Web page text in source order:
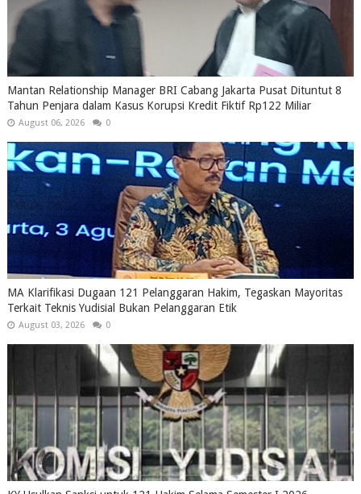
Mantan Relationship Manager BRI Cabang Jakarta Pusat Dituntut 8
Tahun Penjara dalam Kasus Korupsi Kredit Fiktif Rp122 Miliar
August 06, 2026 0
MA Klarifikasi Dugaan 121 Pelanggaran Hakim, Tegaskan Mayoritas
Terkait Teknis Yudisial Bukan Pelanggaran Etik
August 03, 2026 0